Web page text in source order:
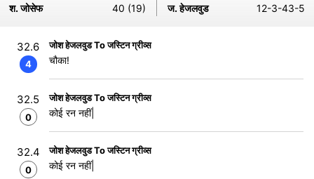
श. जोसेफ
40 (19) ज. हेजलवुड 12-3-43-5
32.6
4
जोश हेजलवुड To जस्टिन ग्रीव्स
चौका!
32.5
0
जोश हेजलवुड To जस्टिन ग्रीव्स
कोई रन नहीं|
32.4
0
जोश हेजलवुड To जस्टिन ग्रीव्स
कोई रन नहीं|